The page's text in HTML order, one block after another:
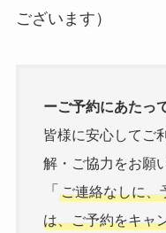
ございます）
ーご予約にあたっ
皆様に安心してご
解・ご協力をお願
「 ご連絡なしに、
は、ご予約をキャ